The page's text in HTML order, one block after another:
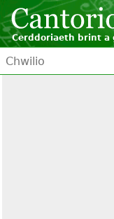
Cerddoriaeth brint a